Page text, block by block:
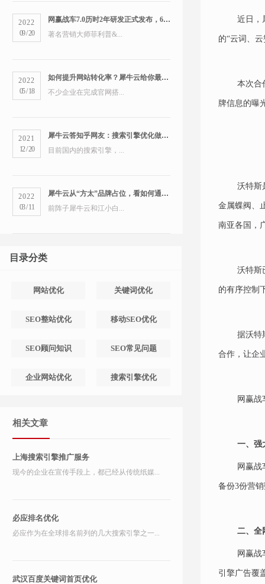
2022
09/20
网赢战车7.0历时2年研发正式发布，6大版本打造数字营销新物种
著名营销大师菲利普&...
2022
05/18
如何提升网站转化率？犀牛云给你最全的营销洞察
不少企业在完成官网搭...
2021
12/20
犀牛云答知乎网友：搜索引擎优化做得好的公司有哪些？
目前国内的搜索引擎，...
2022
03/11
犀牛云从“方太”品牌占位，看如何通过搜索引擎占领市场
前阵子犀牛云和江小白...
目录分类
网站优化 关键词优化
SEO整站优化 移动SEO优化
SEO顾问知识 SEO常见问题
企业网站优化 搜索引擎优化
相关文章
上海搜索引擎推广服务
现今的企业在宣传手段上，都已经从传统纸媒...
必应排名优化
必应作为在全球排名前列的几大搜索引擎之一...
武汉百度关键词首页优化
近日，
的“云词、
本次合
牌信息的曝
沃特斯
金属蝶阀、
南亚各国，
沃特斯
的有序控制
据沃特
合作，让企
网赢战
一、强
网赢战
备份3份营
二、全
网赢战
引擎广告覆